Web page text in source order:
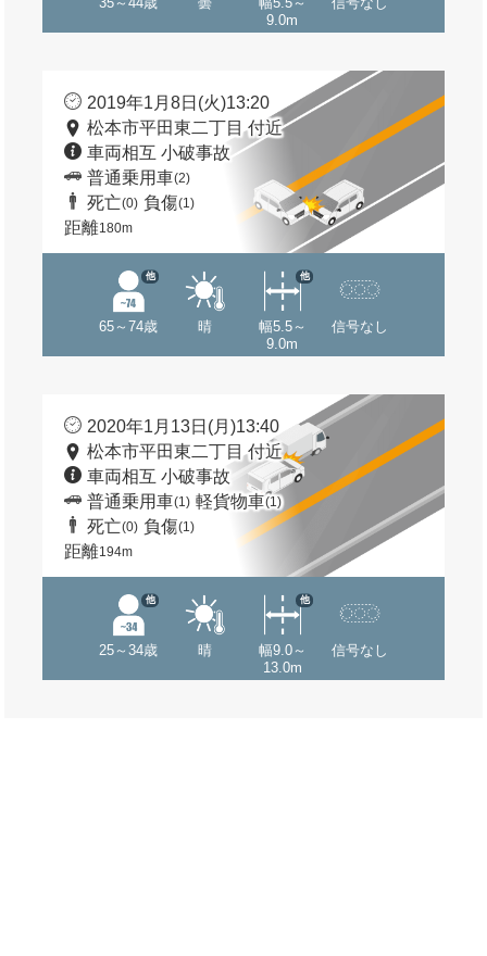
9.0m
2019年1月8日(火)13:20
松本市平田東二丁目 付近
車両相互 小破事故
普通乗用車(2)
死亡(0) 負傷(1)
距離180m
65～74歳
他
晴
幅5.5～
9.0m
他
信号なし
2020年1月13日(月)13:40
松本市平田東二丁目 付近
車両相互 小破事故
普通乗用車(1) 軽貨物車(1)
死亡(0) 負傷(1)
距離194m
25～34歳
他
晴
幅9.0～
13.0m
他
信号なし